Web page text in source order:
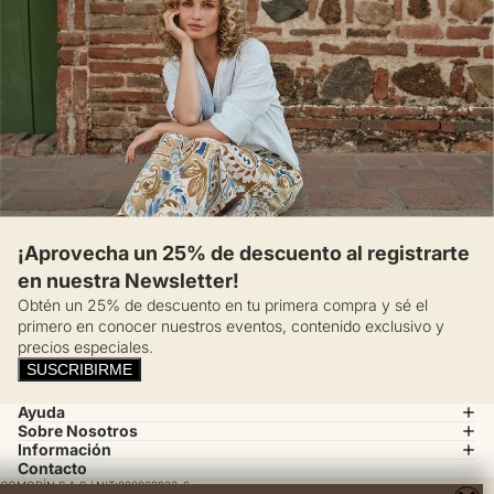
¡Aprovecha un 25% de descuento al registrarte
en nuestra Newsletter!
Obtén un 25% de descuento en tu primera compra y sé el
primero en conocer nuestros eventos, contenido exclusivo y
precios especiales.
SUSCRIBIRME
Ayuda
Sobre Nosotros
Información
Contacto
COMODÍN S.A.S / NIT:800069933-6